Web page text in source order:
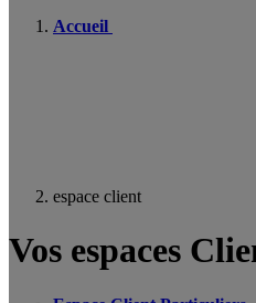
Accueil
espace client
Vos espaces